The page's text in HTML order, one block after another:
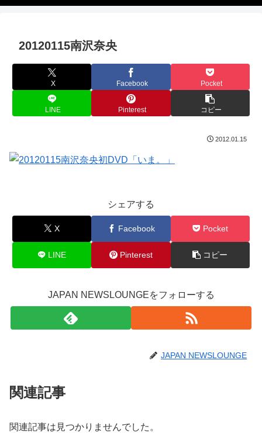
20120115南沢奈央
X Facebook Pocket
LINE Pinterest コピー
2012.01.15
シェアする
X Facebook Pocket
LINE Pinterest コピー
JAPAN NEWSLOUNGEをフォローする
JAPAN NEWSLOUNGE
関連記事
関連記事は見つかりませんでした。